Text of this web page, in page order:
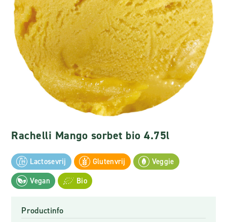
Rachelli Mango sorbet bio 4.75l
Lactosevrij Glutenvrij
Veggie
Vegan
Bio
Productinfo